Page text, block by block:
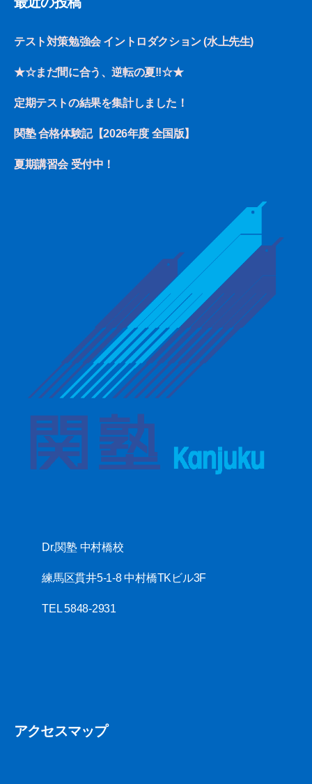
テスト対策勉強会 イントロダクション (水上先生)
★☆まだ間に合う、逆転の夏!!☆★
定期テストの結果を集計しました！
関塾 合格体験記【2026年度 全国版】
夏期講習会 受付中！
Dr.関塾 中村橋校
練馬区貫井5-1-8 中村橋TKビル3F
TEL 5848-2931
アクセスマップ